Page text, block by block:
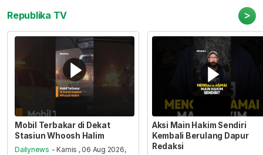
Republika TV >
Mobil Terbakar di Dekat
Stasiun Whoosh Halim
Dailynews - Kamis , 06 Aug 2026,
Aksi Main Hakim Sendiri
Kembali Berulang Dapur
Redaksi